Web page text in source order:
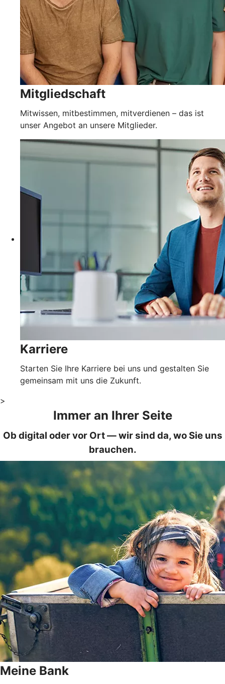
Mitgliedschaft
Mitwissen, mitbestimmen, mitverdienen – das ist
unser Angebot an unsere Mitglieder.
Karriere
Starten Sie Ihre Karriere bei uns und gestalten Sie
gemeinsam mit uns die Zukunft.
>
Immer an Ihrer Seite
Ob digital oder vor Ort — wir sind da, wo Sie uns
brauchen.
Meine Bank